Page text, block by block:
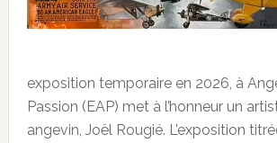
exposition temporaire en 2026, à
Passion (EAP) met à l’honneur un
angevin, Joël Rougié. L’exposition